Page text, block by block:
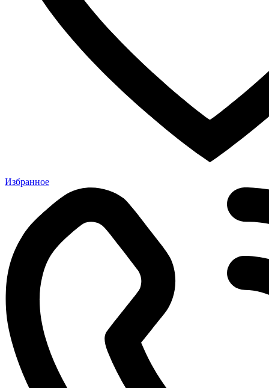
Избранное